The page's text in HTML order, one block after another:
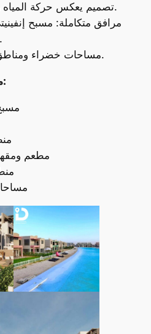
تصميم يعكس حركة المياه وتدرجات الطبيعة.
مرافق متكاملة: مسبح
مطاعم وكافيهات.
مساحات خضراء ومناطق للأنشطة العامة.
مخطط المشروع يشمل:
مطعم